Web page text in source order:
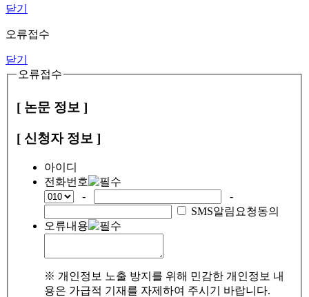
닫기
오류접수
닫기
오류접수
[ 논문 정보 ]
[ 신청자 정보 ]
아이디
전화번호
-
-
SMS알림요청동의
오류내용
※ 개인정보 노출 방지를 위해 민감한 개인정보 내
용은 가급적 기재를 자제하여 주시기 바랍니다.